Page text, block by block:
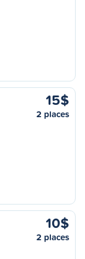
15$
2 places
10$
2 places